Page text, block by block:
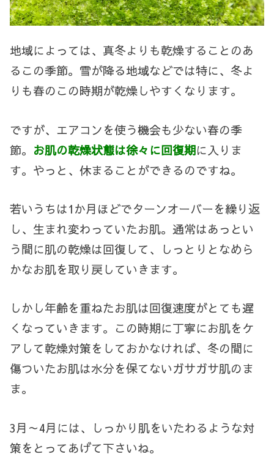
地域によっては、真冬よりも乾燥することのあ
るこの季節。雪が降る地域などでは特に、冬よ
りも春のこの時期が乾燥しやすくなります。
ですが、エアコンを使う機会も少ない春の季
節。 お肌の乾燥状態は徐々に回復期に入りま
す。やっと、休まることができるのですね。
若いうちは1か月ほどでターンオーバーを繰り返
し、生まれ変わっていたお肌。通常はあっとい
う間に肌の乾燥は回復して、しっとりとなめら
かなお肌を取り戻していきます。
しかし年齢を重ねたお肌は回復速度がとても遅
くなっていきます。この時期に丁寧にお肌をケ
アして乾燥対策をしておかなければ、冬の間に
傷ついたお肌は水分を保てないガサガサ肌のま
ま。
3月～4月には、しっかり肌をいたわるような対
策をとってあげて下さいね。